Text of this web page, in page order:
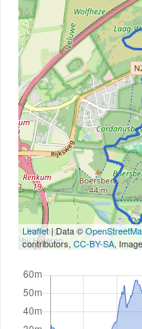
Leaflet| Data ©
contributors, CC-BY-SA,